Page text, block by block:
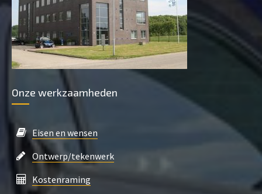
Onze werkzaamheden
Eisen en wensen
Ontwerp/tekenwerk
Kostenraming